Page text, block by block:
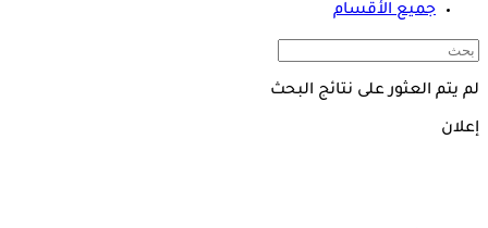
جميع الأقسام
لم يتم العثور على نتائج البحث
إعلان